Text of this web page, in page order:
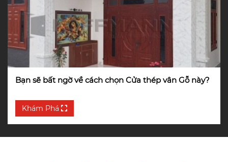
Bạn sẽ bất ngờ về cách chọn Cửa thép vân Gỗ này?
Khám Phá